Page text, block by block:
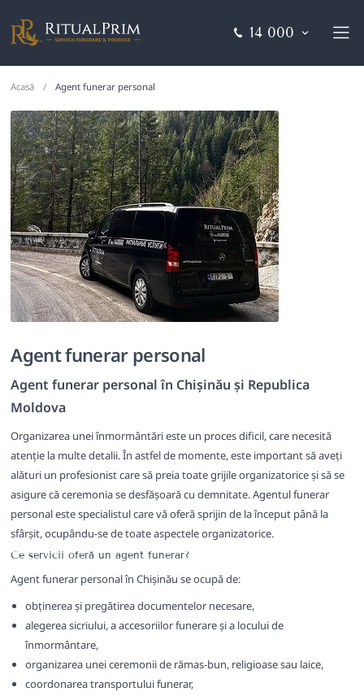
14 000
Acasă Agent funerar personal
Agent funerar personal
Agent funerar personal în Chișinău și Republica
Moldova
Organizarea unei înmormântări este un proces dificil, care necesită
atenție la multe detalii. În astfel de momente, este important să aveți
alături un profesionist care să preia toate grijile organizatorice și să se
asigure că ceremonia se desfășoară cu demnitate. Agentul funerar
personal este specialistul care vă oferă sprijin de la început până la
sfârșit, ocupându-se de toate aspectele organizatorice.
Ce servicii oferă un agent funerar?
Agent funerar personal în Chișinău se ocupă de:
obținerea și pregătirea documentelor necesare,
alegerea sicriului, a accesoriilor funerare și a locului de
înmormântare,
organizarea unei ceremonii de rămas-bun, religioase sau laice,
coordonarea transportului funerar,